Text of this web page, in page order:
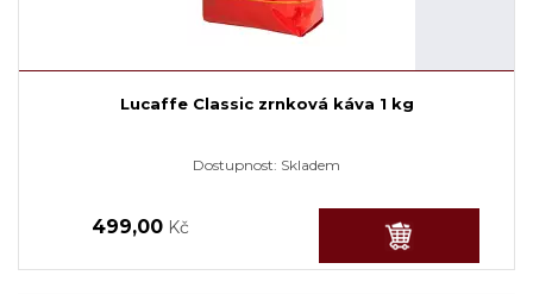
Lucaffe Classic zrnková káva 1 kg
Dostupnost: Skladem
499,00 Kč